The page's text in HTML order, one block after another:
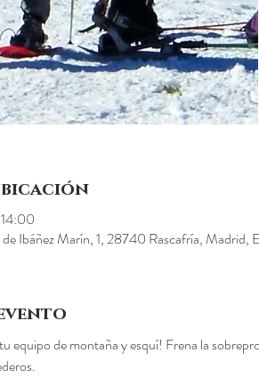
Ibáñez Marín, 1, 28740 Rascafría, Madrid,
equipo de montaña y esquí! Frena la